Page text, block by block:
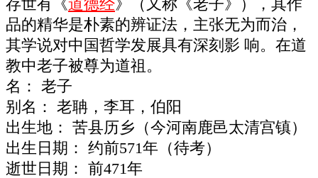
存世有《道德经》（又称《老子》），其作
品的精华是朴素的辨证法，主张无为而治，
其学说对中国哲学发展具有深刻影 响。在道
教中老子被尊为道祖。
名： 老子
别名： 老聃，李耳，伯阳
出生地： 苦县历乡（今河南鹿邑太清宫镇）
出生日期： 约前571年（待考）
逝世日期： 前471年